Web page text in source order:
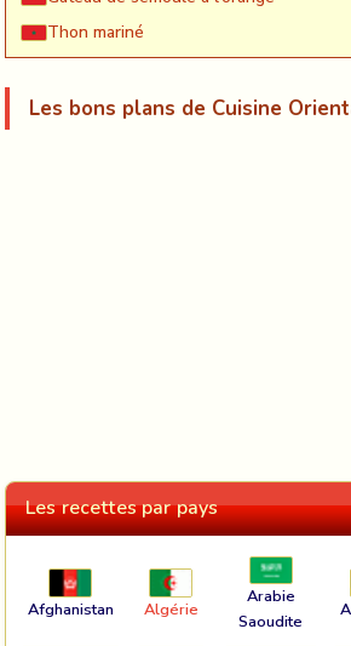
Thon mariné
Les bons plans de Cuisine
Les recettes par pays
Afghanistan Algérie
Arabie
Saoudite